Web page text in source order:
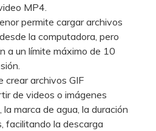
MP4.
permite cargar archivos
la computadora, pero
a un límite máximo de 10
archivos GIF
de videos o imágenes
marca de agua, la duración
facilitando la descarga